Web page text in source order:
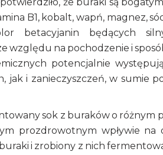
B1, kobalt, wapń, magnez,
betacyjanin będących
względu na pochodzenie i
potencjalnie
i zanieczyszczeń, w sumie
sok z buraków o różnym
prozdrowotnym wpływie na
i zrobiony z nich